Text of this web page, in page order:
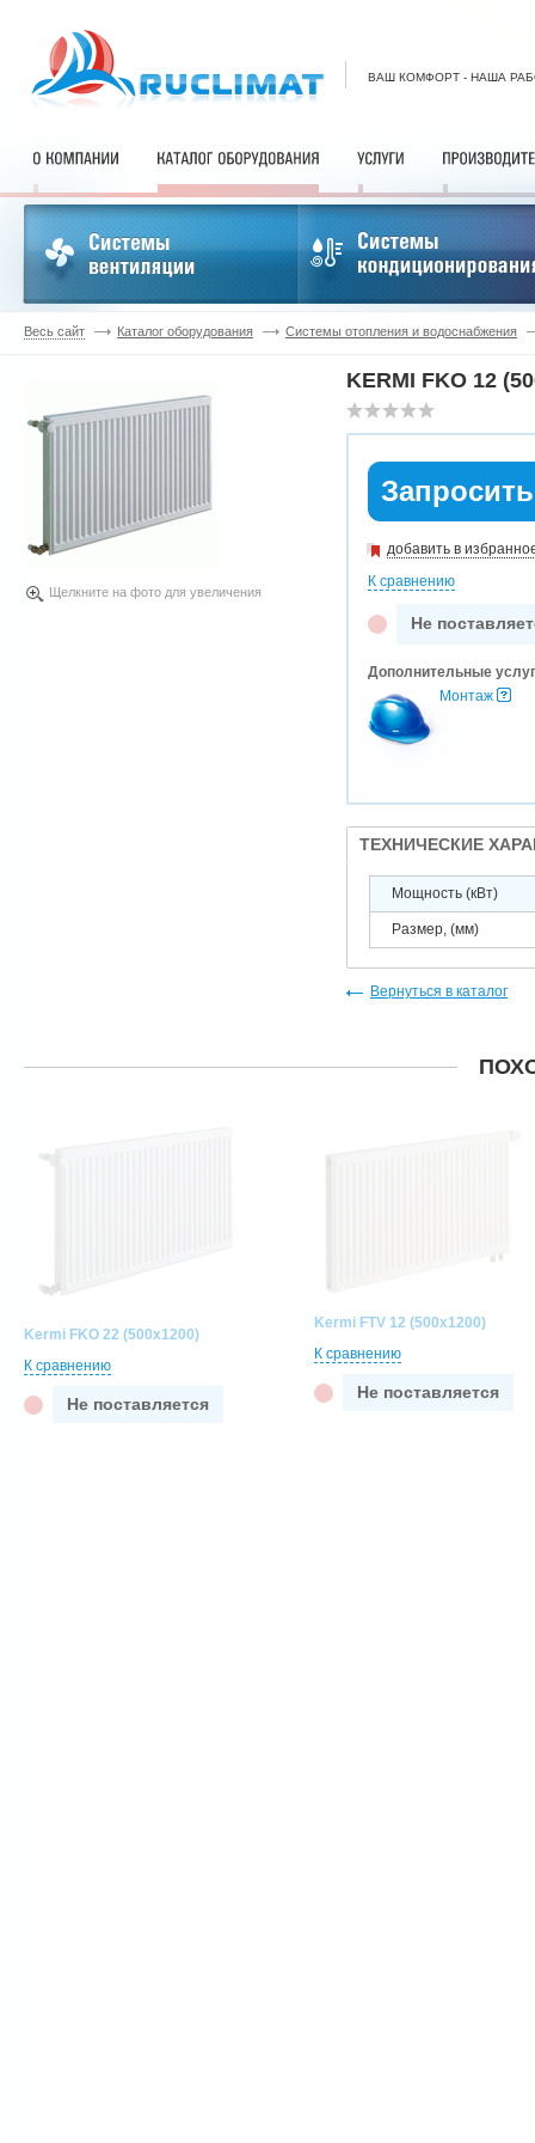
ВАШ КОМФОРТ - НАША
Весь сайт Каталог оборудования Системы отопления и водоснабжения
Щелкните на фото для увеличения
KERMI FKO 12
добавить в
К сравнению
Не
Дополнительные
Монтаж
ТЕХНИЧЕСКИЕ
Мощность (кВт)
Размер, (мм)
Вернуться в каталог
Kermi FKO 22 (500x1200)
К сравнению
Не поставляется
Kermi FTV 12 (500x1200)
К сравнению
Не поставляется